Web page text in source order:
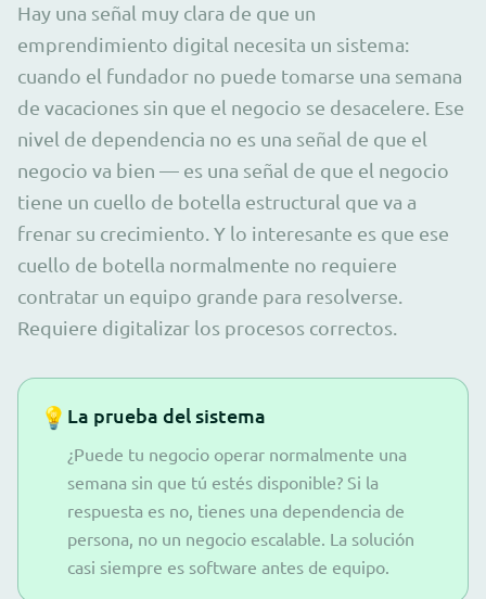
Hay una señal muy clara de que un
emprendimiento digital necesita un sistema:
cuando el fundador no puede tomarse una semana
de vacaciones sin que el negocio se desacelere. Ese
nivel de dependencia no es una señal de que el
negocio va bien — es una señal de que el negocio
tiene un cuello de botella estructural que va a
frenar su crecimiento. Y lo interesante es que ese
cuello de botella normalmente no requiere
contratar un equipo grande para resolverse.
Requiere digitalizar los procesos correctos.
💡 La prueba del sistema
¿Puede tu negocio operar normalmente una
semana sin que tú estés disponible? Si la
respuesta es no, tienes una dependencia de
persona, no un negocio escalable. La solución
casi siempre es software antes de equipo.